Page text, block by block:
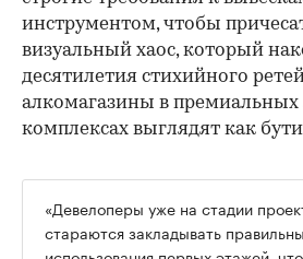
инструментом, чтобы
визуальный хаос, который
десятилетия стихийного
алкомагазины в
комплексах выглядят как
«Девелоперы уже на стадии
стараются закладывать